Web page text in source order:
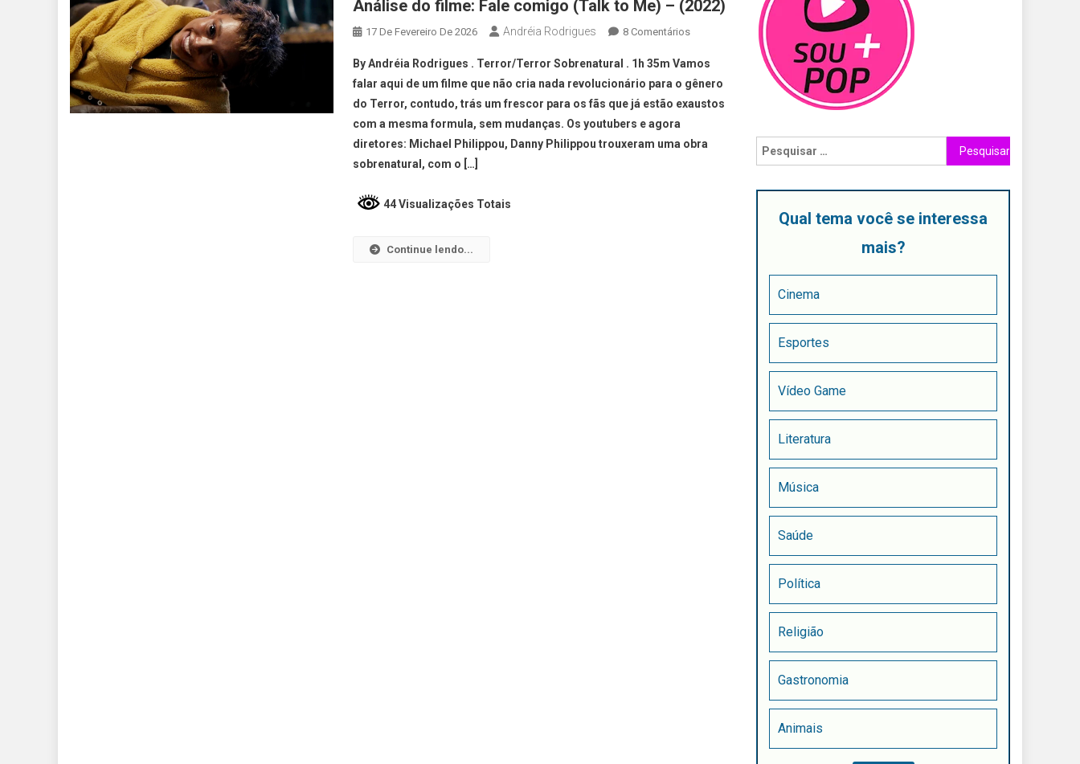
Análise do filme: Fale comigo (Talk to Me) – (2022)
17 De Fevereiro De 2026 Andréia Rodrigues 8 Comentários
By Andréia Rodrigues . Terror/Terror Sobrenatural . 1h 35m Vamos
falar aqui de um filme que não cria nada revolucionário para o gênero
do Terror, contudo, trás um frescor para os fãs que já estão exaustos
com a mesma formula, sem mudanças. Os youtubers e agora
diretores: Michael Philippou, Danny Philippou trouxeram uma obra
sobrenatural, com o […]
44 Visualizações Totais
Continue lendo...
Qual tema você se interessa
mais?
Cinema
Esportes
Vídeo Game
Literatura
Música
Saúde
Política
Religião
Gastronomia
Animais